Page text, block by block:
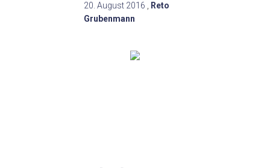
20. August 2016
Reto
Grubenmann